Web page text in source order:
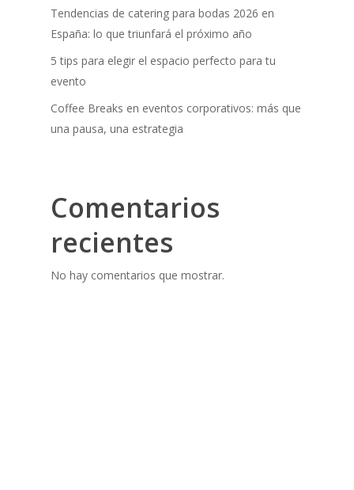
Tendencias de catering para bodas 2026 en
España: lo que triunfará el próximo año
5 tips para elegir el espacio perfecto para tu
evento
Coffee Breaks en eventos corporativos: más que
una pausa, una estrategia
Comentarios
recientes
No hay comentarios que mostrar.